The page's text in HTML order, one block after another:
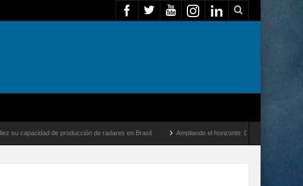
de producción de radares en Brasil Ampliando el horizonte: Dentro del vuelo de desarrollo más